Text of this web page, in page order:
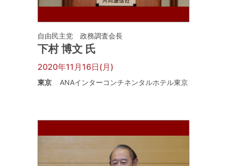
自由民主党 政務調査会長
下村 博文 氏
2020年11月16日(月)
東京 ANAインターコンチネンタルホテル東京